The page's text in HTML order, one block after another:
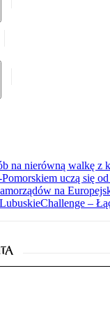
na nierówną walkę z
uczą się
na
–